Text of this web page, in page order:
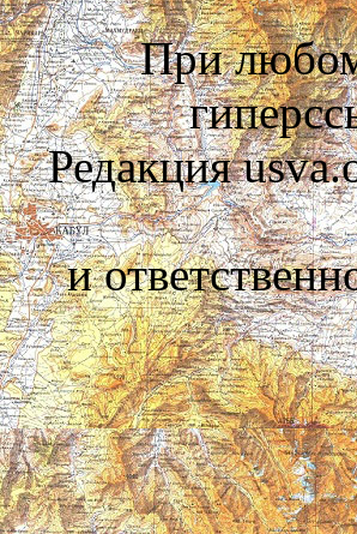
При любом
Редакция
и